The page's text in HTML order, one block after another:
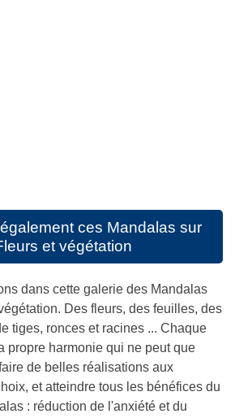
ces Mandalas sur
et végétation
dans cette galerie des Mandalas
Des fleurs, des feuilles, des
tiges, ronces et racines ... Chaque
propre harmonie qui ne peut que
de belles réalisations aux
et atteindre tous les bénéfices du
: réduction de l'anxiété et du